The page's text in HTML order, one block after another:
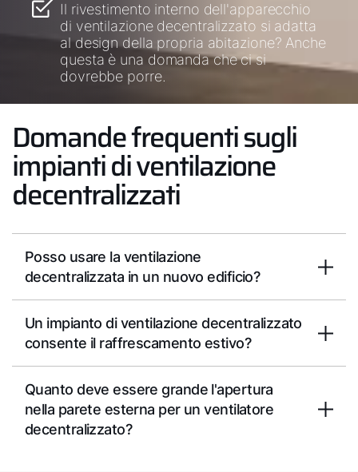
Il rivestimento interno dell'apparecchio
di ventilazione decentralizzato si adatta
al design della propria abitazione? Anche
questa è una domanda che ci si
dovrebbe porre.
Domande frequenti sugli
impianti di ventilazione
decentralizzati
Posso usare la ventilazione
decentralizzata in un nuovo edificio?
Un impianto di ventilazione decentralizzato
consente il raffrescamento estivo?
Quanto deve essere grande l'apertura
nella parete esterna per un ventilatore
decentralizzato?